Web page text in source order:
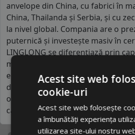
anvelope din China, cu fabrici în
China, Thailanda și Serbia, și cu
la nivel global. Compania are o
puternică și investește masiv în
LINGLONG se diferențiază prin
mare și prin colaborările cu
echipare de prim montaj.
din listă, se apropie mai mult de
oferind performanțe superioare și
calitate ridicate.
Acest site web
cookie-uri
Acest site web folosește
a îmbunătăți experiența
utilizarea site-ului nostru